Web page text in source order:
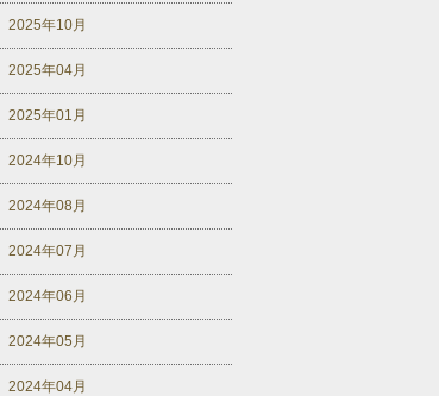
2025年10月
2025年04月
2025年01月
2024年10月
2024年08月
2024年07月
2024年06月
2024年05月
2024年04月